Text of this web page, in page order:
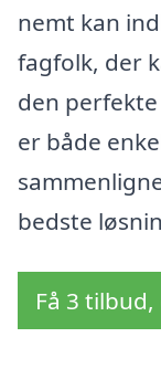
nemt kan
fagfolk, der
den
er både
bedste
Få 3